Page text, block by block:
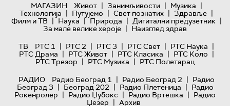
МАГАЗИН
Живот | Занимљивости | Музика |
Технологијa | Путујемо | Свет познатих | Здравље |
Филм и ТВ | Наука | Природа | Дигитални предузетник |
За мале велике хероје | Наизглед здрав
ТВ
РТС 1 | РТС 2 | РТС 3 | РТС Свет | РТС Наука |
РТС Драма | РТС Живот | РТС Класика | РТС Коло |
РТС Трезор | РТС Музика | РТС Полетарац
РАДИО
Радио Београд 1 | Радио Београд 2 | Радио
Београд 3 | Београд 202 | Радио Плетеница | Радио
Рокенролер | Радио Џубокс | Радио Вртешка | Радио
Џезер | Архив